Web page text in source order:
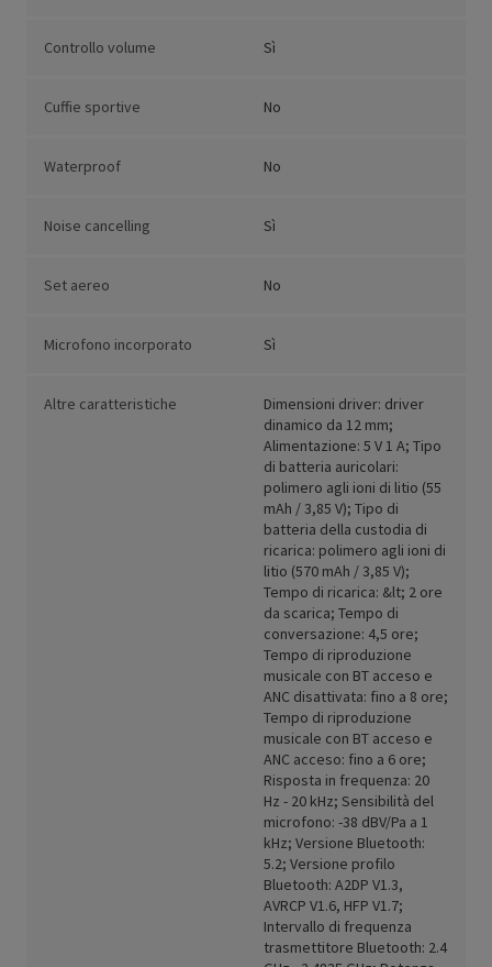
Controllo volume Sì
Cuffie sportive No
Waterproof No
Noise cancelling Sì
Set aereo No
Microfono incorporato Sì
Altre caratteristiche
Dimensioni driver: driver
dinamico da 12 mm;
Alimentazione: 5 V 1 A; Tipo
di batteria auricolari:
polimero agli ioni di litio (55
mAh / 3,85 V); Tipo di
batteria della custodia di
ricarica: polimero agli ioni di
litio (570 mAh / 3,85 V);
Tempo di ricarica: &lt; 2 ore
da scarica; Tempo di
conversazione: 4,5 ore;
Tempo di riproduzione
musicale con BT acceso e
ANC disattivata: fino a 8 ore;
Tempo di riproduzione
musicale con BT acceso e
ANC acceso: fino a 6 ore;
Risposta in frequenza: 20
Hz - 20 kHz; Sensibilità del
microfono: -38 dBV/Pa a 1
kHz; Versione Bluetooth:
5.2; Versione profilo
Bluetooth: A2DP V1.3,
AVRCP V1.6, HFP V1.7;
Intervallo di frequenza
trasmettitore Bluetooth: 2.4